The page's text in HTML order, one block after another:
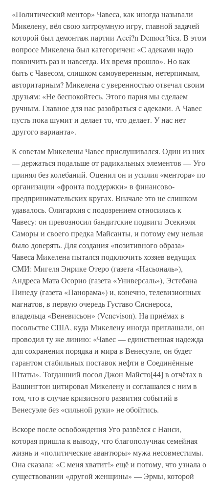
«Политический ментор» Чавеса, как иногда называли
Микелену, вёл свою хитроумную игру, главной задачей
которой был демонтаж партии Acci?n Democr?tica. В этом
вопросе Микелена был категоричен: «С адеками надо
покончить раз и навсегда. Их время прошло». Но как
быть с Чавесом, слишком самоуверенным, нетерпимым,
авторитарным? Микелена с уверенностью отвечал своим
друзьям: «Не беспокойтесь. Этого парня мы сделаем
ручным. Главное для нас разобраться с адеками. А Чавес
пусть пока шумит и делает то, что делает. У нас нет
другого варианта».
К советам Микелены Чавес прислушивался. Один из них
— держаться подальше от радикальных элементов — Уго
принял без колебаний. Оценил он и усилия «ментора» по
организации «фронта поддержки» в финансово-
предпринимательских кругах. Вначале это не слишком
удавалось. Олигархия с подозрением относилась к
Чавесу: он превозносил бандитские подвиги Эсекиэля
Саморы и своего предка Майсанты, и потому ему нельзя
было доверять. Для создания «позитивного образа»
Чавеса Микелена пытался подключить хозяев ведущих
СМИ: Мигеля Энрике Отеро (газета «Насьональ»),
Андреса Мата Осорио (газета «Универсаль»), Эстебана
Пинеду (газета «Панорама») и, конечно, телевизионных
магнатов, в первую очередь Густаво Сиснероса,
владельца «Веневисьон» (Venevisоn). На приёмах в
посольстве США, куда Микелену иногда приглашали, он
проводил ту же линию: «Чавес — единственная надежда
для сохранения порядка и мира в Венесуэле, он будет
гарантом стабильных поставок нефти в Соединённые
Штаты». Тогдашний посол Джон Майсто[44] в отчётах в
Вашингтон цитировал Микелену и соглашался с ним в
том, что в случае кризисного развития событий в
Венесуэле без «сильной руки» не обойтись.
Вскоре после освобождения Уго развёлся с Нанси,
которая пришла к выводу, что благополучная семейная
жизнь и «политические авантюры» мужа несовместимы.
Она сказала: «С меня хватит!» ещё и потому, что узнала о
существовании «другой женщины» — Эрмы, которой